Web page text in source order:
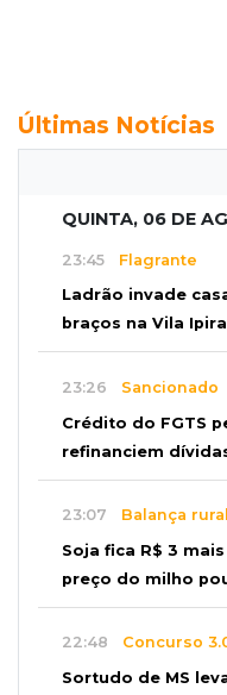
Últimas Notícias
QUINTA, 06 DE
23:45 Flagrante
Ladrão invade
braços na Vila
23:26 Sancionado
Crédito do FGTS
refinanciem
23:07 Balança rural
Soja fica R$ 3
preço do milho
22:48 Concurso
Sortudo de MS